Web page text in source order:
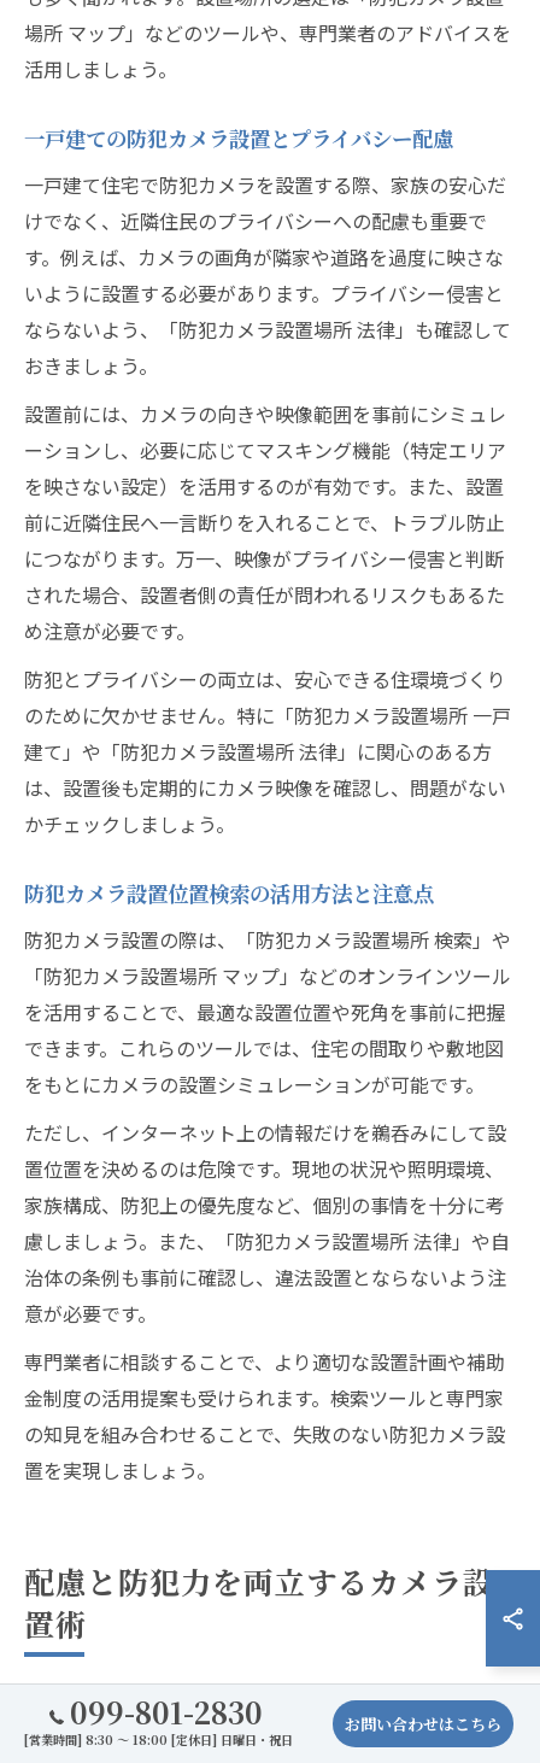
場所 マップ」などのツールや、専門業者のアドバイスを
活用しましょう。
一戸建ての防犯カメラ設置とプライバシー配慮
一戸建て住宅で防犯カメラを設置する際、家族の安心だ
けでなく、近隣住民のプライバシーへの配慮も重要で
す。例えば、カメラの画角が隣家や道路を過度に映さな
いように設置する必要があります。プライバシー侵害と
ならないよう、「防犯カメラ設置場所 法律」も確認して
おきましょう。
設置前には、カメラの向きや映像範囲を事前にシミュレ
ーションし、必要に応じてマスキング機能（特定エリア
を映さない設定）を活用するのが有効です。また、設置
前に近隣住民へ一言断りを入れることで、トラブル防止
につながります。万一、映像がプライバシー侵害と判断
された場合、設置者側の責任が問われるリスクもあるた
め注意が必要です。
防犯とプライバシーの両立は、安心できる住環境づくり
のために欠かせません。特に「防犯カメラ設置場所 一戸
建て」や「防犯カメラ設置場所 法律」に関心のある方
は、設置後も定期的にカメラ映像を確認し、問題がない
かチェックしましょう。
防犯カメラ設置位置検索の活用方法と注意点
防犯カメラ設置の際は、「防犯カメラ設置場所 検索」や
「防犯カメラ設置場所 マップ」などのオンラインツール
を活用することで、最適な設置位置や死角を事前に把握
できます。これらのツールでは、住宅の間取りや敷地図
をもとにカメラの設置シミュレーションが可能です。
ただし、インターネット上の情報だけを鵜呑みにして設
置位置を決めるのは危険です。現地の状況や照明環境、
家族構成、防犯上の優先度など、個別の事情を十分に考
慮しましょう。また、「防犯カメラ設置場所 法律」や自
治体の条例も事前に確認し、違法設置とならないよう注
意が必要です。
専門業者に相談することで、より適切な設置計画や補助
金制度の活用提案も受けられます。検索ツールと専門家
の知見を組み合わせることで、失敗のない防犯カメラ設
置を実現しましょう。
配慮と防犯力を両立するカメラ設
置術
防犯カメラ設置で近隣トラブルを避ける工夫
099-801-2830
[営業時間] 8:30 ～ 18:00 [定休日] 日曜日・祝日
お問い合わせはこちら